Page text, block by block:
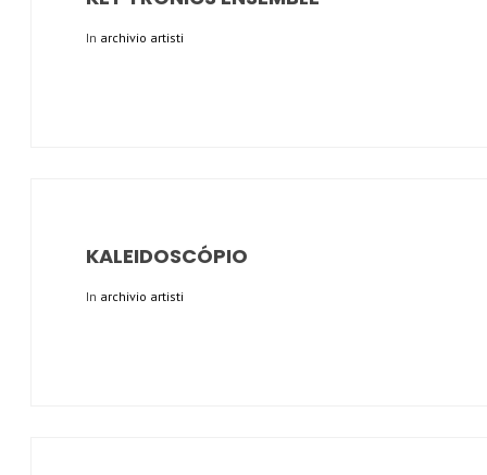
In archivio artisti
KALEIDOSCÓPIO
In archivio artisti